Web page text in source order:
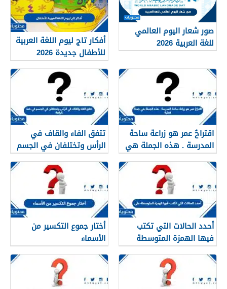
صور شعار اليوم العالمي
للغة العربية 2026
أفكار تاج ليوم اللغة العربية
للأطفال جديدة 2026
اقتراحُ عمر هو زراعة ساحة
المدرسة . هذه الجملة هي
جملة فعلية
تتفق الفاء والقاف في
الرأس وتختلفان في الجسم
في خط الرقعة.
أحدد الحالات التي تكتب
فيها الهمزة المتوسطة
على
أختار جموع التكسير من
الأسماء